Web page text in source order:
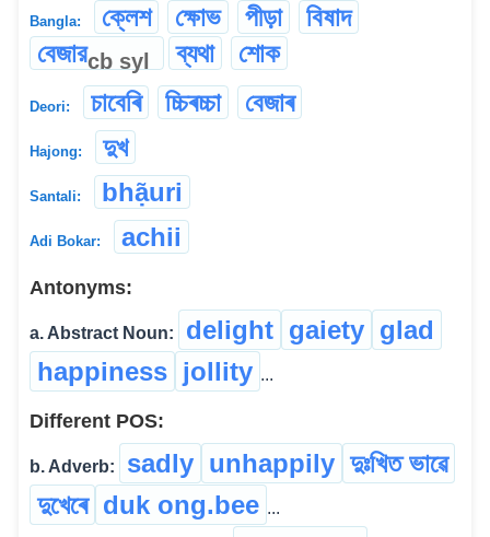
Bangla: ক্লেশ ক্ষোভ পীড়া
বিষাদ
বেজারcb syl ব্যথা শোক
Deori: চাবেৰি চ্চিৰচ্চা বেজাৰ
Hajong: দুখ
Santali: bhạ̃uri
Adi Bokar: achii
Antonyms:
a. Abstract Noun: delight gaiety glad
happiness jollity ...
Different POS:
b. Adverb: sadly unhappily দুঃখিত ভাৱে
দুখেৰে duk ong.bee ...